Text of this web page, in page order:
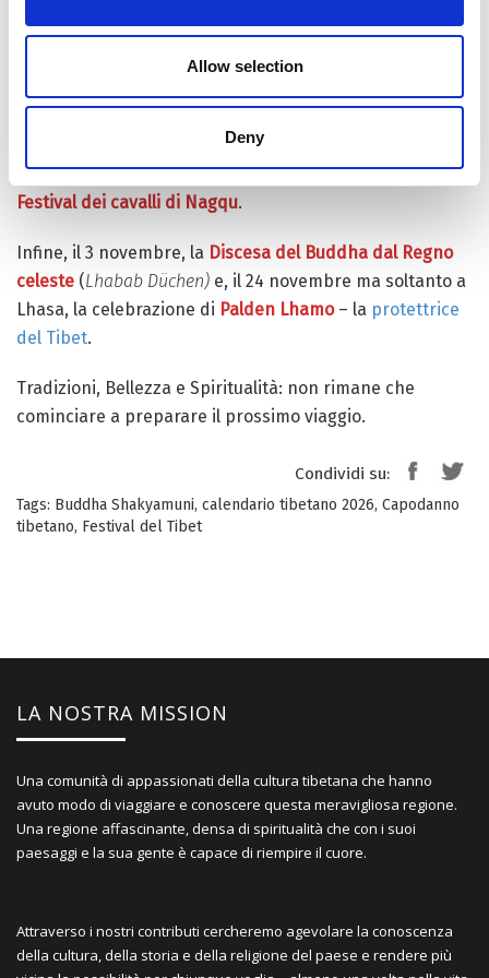
Allow selection
Deny
Dharma
con lo svelamento del grandethangka
Monastero di Drepung – e, tra il 10 e il 16 agosto, il
Festival dei cavalli di Nagqu.
Infine, il 3 novembre, la Discesa del Buddha dal Regno
celeste (Lhabab Düchen) e, il 24 novembre ma soltanto a
Lhasa, la celebrazione di Palden Lhamo– la protettrice
del Tibet.
Tradizioni, Bellezza e Spiritualità: non rimane che
cominciare a preparare il prossimo viaggio.
Condividi su:
Tags: Buddha Shakyamuni, calendario tibetano 2026, Capodanno
tibetano, Festival del Tibet
LA NOSTRA MISSION
Una comunità di appassionati della cultura tibetana che hanno
avuto modo di viaggiare e conoscere questa meravigliosa regione.
Una regione affascinante, densa di spiritualità che con i suoi
paesaggi e la sua gente è capace di riempire il cuore.
Attraverso i nostri contributi cercheremo agevolare la conoscenza
della cultura, della storia e della religione del paese e rendere più